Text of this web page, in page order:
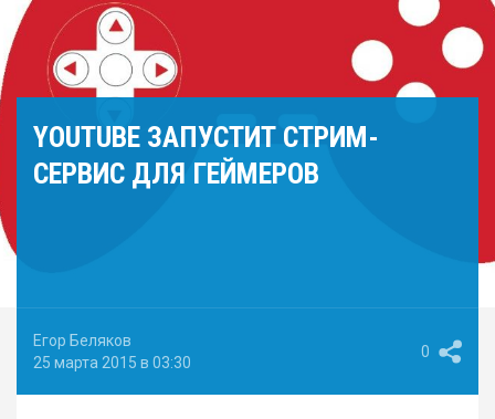
YOUTUBE ЗАПУСТИТ СТРИМ-
СЕРВИС ДЛЯ ГЕЙМЕРОВ
Егор Беляков
25 марта 2015 в 03:30
0